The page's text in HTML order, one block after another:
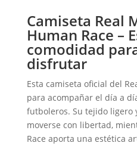
Camiseta Real
Human Race –
comodidad
disfrutar
Esta camiseta oficial del
para acompañar el día a
futboleros. Su tejido
moverse con libertad,
Race aporta una estética